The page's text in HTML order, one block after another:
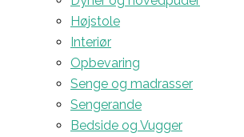
Højstole
Interiør
Opbevaring
Senge og madrasser
Sengerande
Bedside og Vugger